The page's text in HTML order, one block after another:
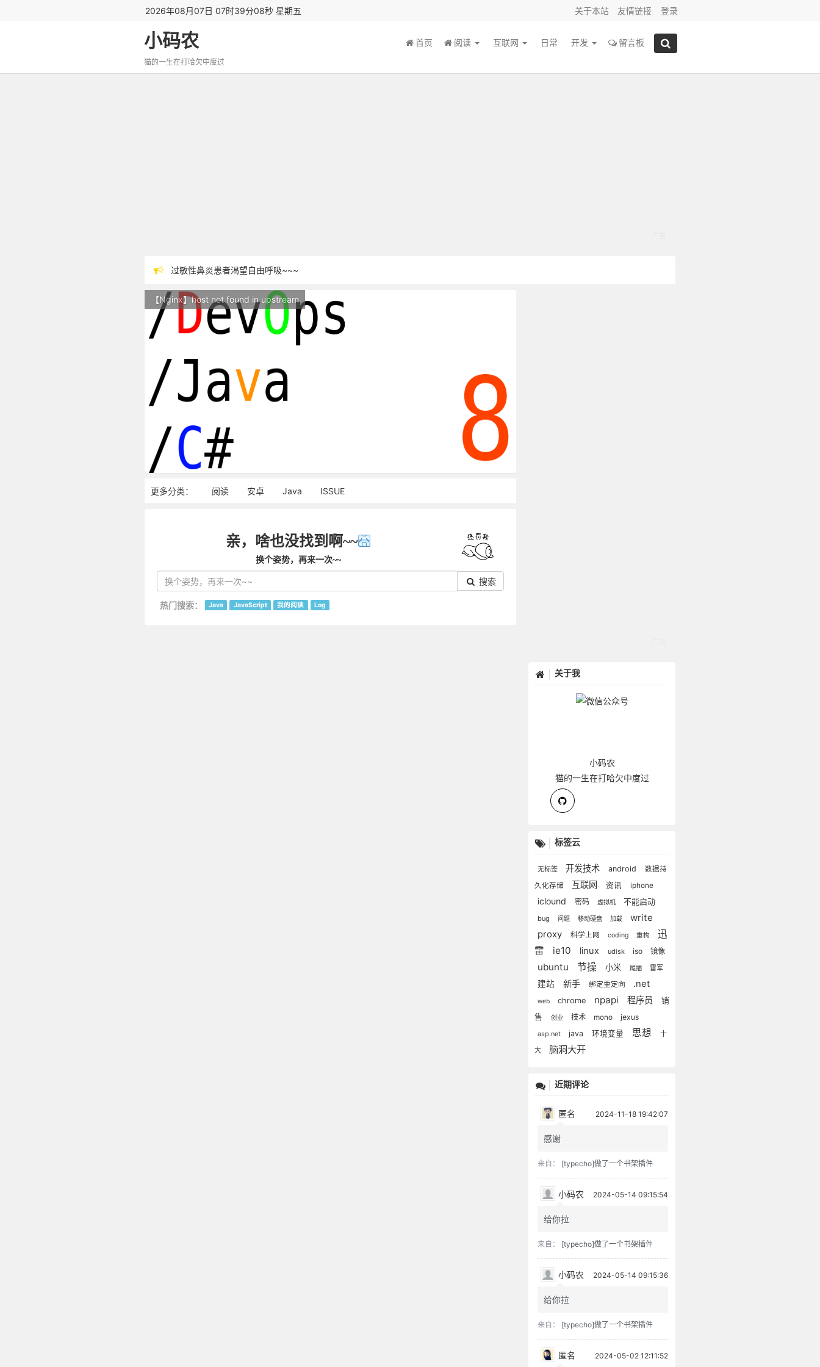
2026年08月07日 07时39分09秒 星期五 关于本站 友情链接 登录
小码农
猫的一生在打哈欠中度过
首页 阅读 互联网 日常 开发 留言板
过敏性鼻炎患者渴望自由呼吸~~~
站点随时调整中，如果不能访问，请稍等片刻
反对日本核废水排海
【Nginx】host not found in upstream
更多分类： 阅读 安卓 Java ISSUE
亲，啥也没找到啊~~
换个姿势，再来一次~~
搜索
热门搜索： Java JavaScript 我的阅读 Log
关于我
小码农
猫的一生在打哈欠中度过
标签云
无标签 开发技术 android
数据持
久化存储
互联网 资讯 iphone
iclound 密码 虚拟机 不能启动
bug 问题 移动硬盘 加载 write
proxy 科学上网 coding 重构
迅
雷
ie10 linux udisk iso 镜像
ubuntu 节操 小米 尾插 雷军
建站 新手 绑定重定向 .net
web chrome npapi 程序员
销
售
创业 技术 mono jexus
asp.net java 环境变量 思想
十
大
脑洞大开
近期评论
匿名 2024-11-18 19:42:07
感谢
来自： [typecho]做了一个书架插件
小码农 2024-05-14 09:15:54
给你拉
来自： [typecho]做了一个书架插件
小码农 2024-05-14 09:15:36
给你拉
来自： [typecho]做了一个书架插件
匿名 2024-05-02 12:11:52